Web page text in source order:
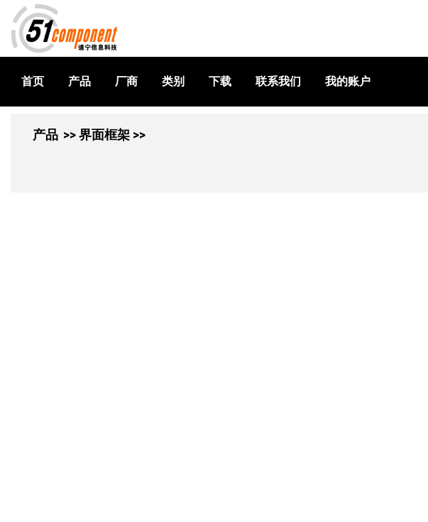
首页 产品 厂商 类别 下载 联系我们 我的账户
产品 >> 界面框架 >>